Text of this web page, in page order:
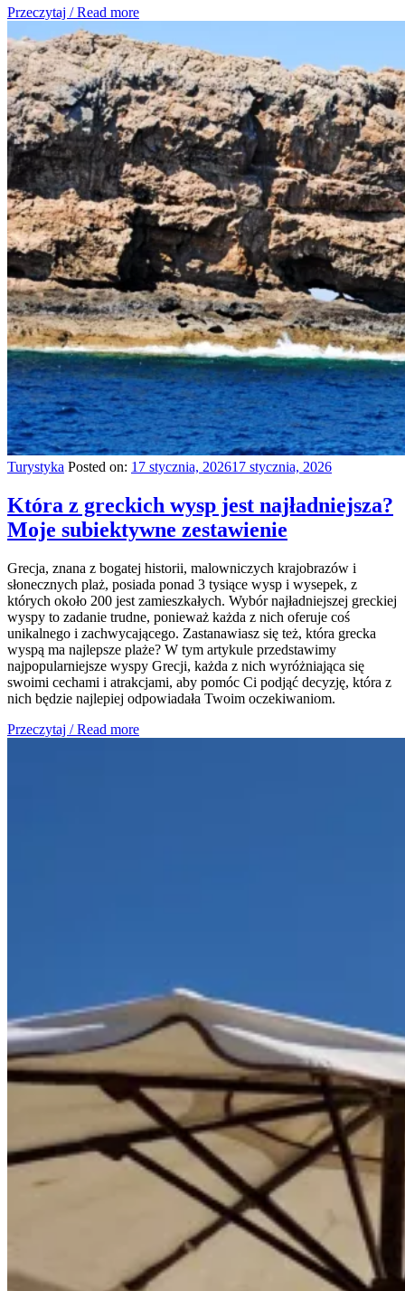
Przeczytaj / Read more
Turystyka Posted on: 17 stycznia, 202617 stycznia, 2026
Która z greckich wysp jest najładniejsza?
Moje subiektywne zestawienie
Grecja, znana z bogatej historii, malowniczych krajobrazów i
słonecznych plaż, posiada ponad 3 tysiące wysp i wysepek, z
których około 200 jest zamieszkałych. Wybór najładniejszej greckiej
wyspy to zadanie trudne, ponieważ każda z nich oferuje coś
unikalnego i zachwycającego. Zastanawiasz się też, która grecka
wyspą ma najlepsze plaże? W tym artykule przedstawimy
najpopularniejsze wyspy Grecji, każda z nich wyróżniająca się
swoimi cechami i atrakcjami, aby pomóc Ci podjąć decyzję, która z
nich będzie najlepiej odpowiadała Twoim oczekiwaniom.
Przeczytaj / Read more